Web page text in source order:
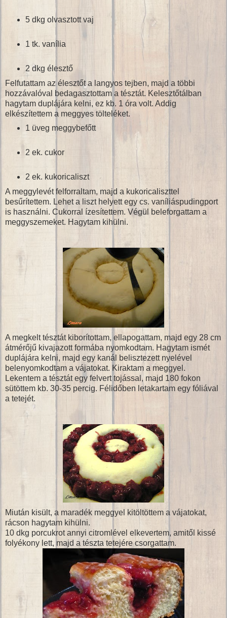
5 dkg olvasztott vaj
1 tk. vanília
2 dkg élesztő
Felfutattam az élesztőt a langyos tejben, majd a többi
hozzávalóval bedagasztottam a tésztát. Kelesztőtálban
hagytam duplájára kelni, ez kb. 1 óra volt. Addig
elkészítettem a meggyes tölteléket.
1 üveg meggybefőtt
2 ek. cukor
2 ek. kukoricaliszt
A meggylevét felforraltam, majd a kukoricaliszttel
besűrítettem. Lehet a liszt helyett egy cs. vaníliáspudingport
is használni. Cukorral ízesítettem. Végül beleforgattam a
meggyszemeket. Hagytam kihülni.
A megkelt tésztát kiborítottam, ellapogattam, majd egy 28 cm
átmérőjű kivajazott formába nyomkodtam. Hagytam ismét
duplájára kelni, majd egy kanál belisztezett nyelével
belenyomkodtam a vájatokat. Kiraktam a meggyel.
Lekentem a tésztát egy felvert tojással, majd 180 fokon
sütöttem kb. 30-35 percig. Félidőben letakartam egy fóliával
a tetejét.
Miután kisült, a maradék meggyel kitöltöttem a vájatokat,
rácson hagytam kihülni.
10 dkg porcukrot annyi citromlével elkevertem, amitől kissé
folyékony lett, majd a tészta tetejére csorgattam.